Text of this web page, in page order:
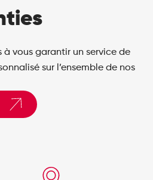
à vous garantir un service de
sur l’ensemble de nos